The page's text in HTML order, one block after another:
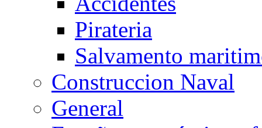
Pirateria
Salvamento
Construccion Naval
General